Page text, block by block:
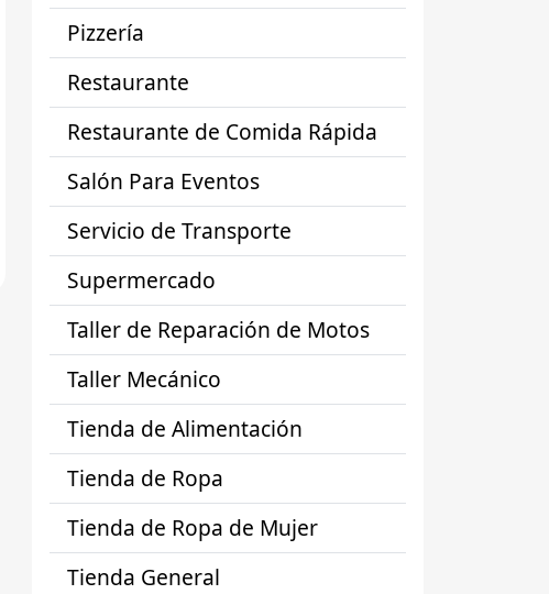
Pizzería
Restaurante
Restaurante de Comida Rápida
Salón Para Eventos
Servicio de Transporte
Supermercado
Taller de Reparación de Motos
Taller Mecánico
Tienda de Alimentación
Tienda de Ropa
Tienda de Ropa de Mujer
Tienda General